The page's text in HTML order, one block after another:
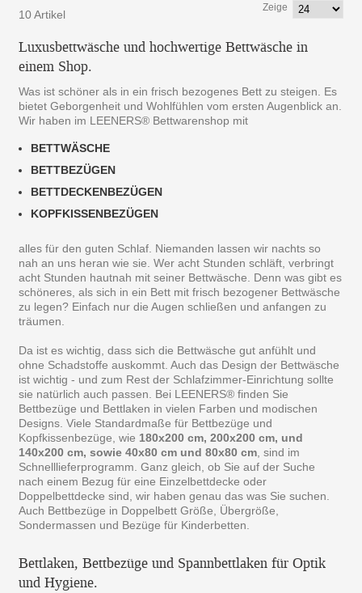
10 Artikel
Zeige
Luxusbettwäsche und hochwertige Bettwäsche in
einem Shop.
Was ist schöner als in ein frisch bezogenes Bett zu steigen. Es
bietet Geborgenheit und Wohlfühlen vom ersten Augenblick an.
Wir haben im LEENERS® Bettwarenshop mit
BETTWÄSCHE
BETTBEZÜGEN
BETTDECKENBEZÜGEN
KOPFKISSENBEZÜGEN
alles für den guten Schlaf. Niemanden lassen wir nachts so
nah an uns heran wie sie. Wer acht Stunden schläft, verbringt
acht Stunden hautnah mit seiner Bettwäsche. Denn was gibt es
schöneres, als sich in ein Bett mit frisch bezogener Bettwäsche
zu legen? Einfach nur die Augen schließen und anfangen zu
träumen.
Da ist es wichtig, dass sich die Bettwäsche gut anfühlt und
ohne Schadstoffe auskommt. Auch das Design der Bettwäsche
ist wichtig - und zum Rest der Schlafzimmer-Einrichtung sollte
sie natürlich auch passen. Bei LEENERS® finden Sie
Bettbezüge und Bettlaken in vielen Farben und modischen
Designs. Viele Standardmaße für Bettbezüge und
Kopfkissenbezüge, wie 180x200 cm, 200x200 cm, und
140x200 cm, sowie 40x80 cm und 80x80 cm , sind im
Schnelllieferprogramm. Ganz gleich, ob Sie auf der Suche
nach einem Bezug für eine Einzelbettdecke oder
Doppelbettdecke sind, wir haben genau das was Sie suchen.
Auch Bettbezüge in Doppelbett Größe, Übergröße,
Sondermassen und Bezüge für Kinderbetten.
Bettlaken, Bettbezüge und Spannbettlaken für Optik
und Hygiene.